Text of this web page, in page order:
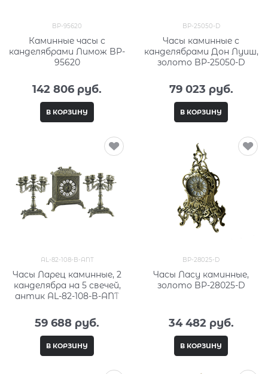
BP-95620
Каминные часы с
канделябрами Лимож BP-
95620
142 806 руб.
В КОРЗИНУ
BP-25050-D
Часы каминные с
канделябрами Дон Луиш,
золото BP-25050-D
79 023 руб.
В КОРЗИНУ
AL-82-108-B-ANT
Часы Ларец каминные, 2
канделябра на 5 свечей,
антик AL-82-108-B-ANT
59 688 руб.
В КОРЗИНУ
BP-28025-D
Часы Ласу каминные,
золото BP-28025-D
34 482 руб.
В КОРЗИНУ